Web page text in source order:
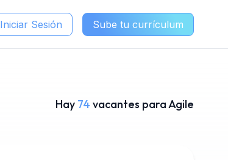
Iniciar Sesión Sube tu currículum
Hay 74 vacantes para Agile